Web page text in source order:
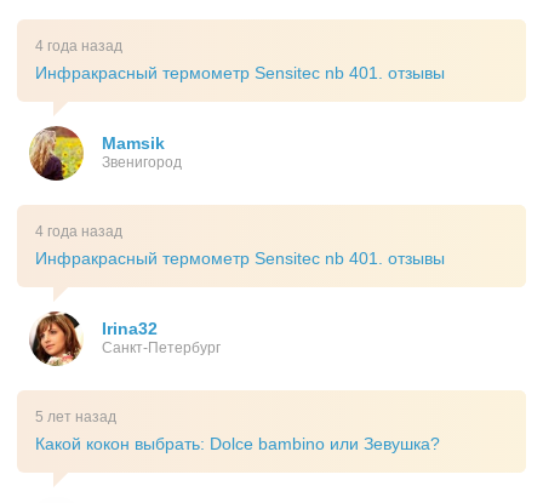
4 года назад
Инфракрасный термометр Sensitec nb 401. отзывы
Mamsik
Звенигород
4 года назад
Инфракрасный термометр Sensitec nb 401. отзывы
Irina32
Санкт-Петербург
5 лет назад
Какой кокон выбрать: Dolce bambino или Зевушка?